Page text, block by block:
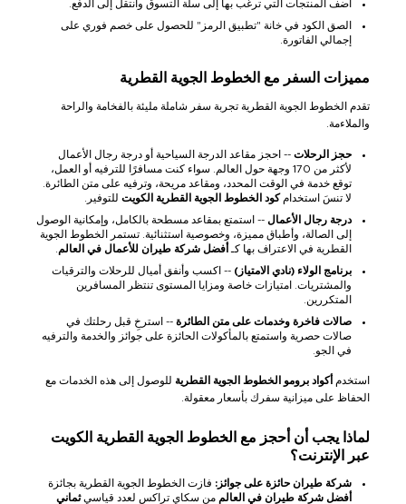
أضف المنتجات التي ترغب بها إلى سلة التسوق وانتقل إلى الدفع.
الصق الكود في خانة "تطبيق الرمز" للحصول على خصم فوري على
إجمالي الفاتورة.
مميزات السفر مع الخطوط الجوية القطرية
تقدم الخطوط الجوية القطرية تجربة سفر شاملة مليئة بالفخامة والراحة
والملاءمة.
حجز الرحلات -- احجز مقاعد الدرجة السياحية أو درجة رجال الأعمال
لأكثر من 170 وجهة حول العالم. سواء كنت مسافرًا للترفيه أو العمل،
توقع خدمة في الوقت المحدد، ومقاعد مريحة، وترفيه على متن الطائرة.
لا تنسَ استخدامكود الخطوط الجوية القطرية الكويت للتوفير.
درجة رجال الأعمال -- استمتع بمقاعد مسطحة بالكامل، وإمكانية الوصول
إلى الصالة، وأطباق مميزة، وخصوصية استثنائية. تستمر الخطوط الجوية
القطرية في الاعتراف بها كـ
أفضل شركة طيران للأعمال في العالم
برنامج الولاء (نادي الامتياز) -- اكسب وأنفق أميال للرحلات والترقيات
والمشتريات. امتيازات خاصة ومزايا المستوى تنتظر المسافرين
المتكررين.
صالات فاخرة وخدمات على متن الطائرة -- استرخِ قبل رحلتك في
صالات حصرية واستمتع بالمأكولات الحائزة على جوائز والخدمة والترفيه
في الجو.
استخدم أكواد برومو الخطوط الجوية القطرية للوصول إلى هذه الخدمات مع
الحفاظ على ميزانية سفرك بأسعار معقولة.
لماذا يجب أن أحجز مع الخطوط الجوية القطرية الكويت
عبر الإنترنت؟
شركة طيران حائزة على جوائز: فازت الخطوط الجوية القطرية بجائزة
أفضل شركة طيران في العالم من سكاي تراكس لعدد قياسيثماني